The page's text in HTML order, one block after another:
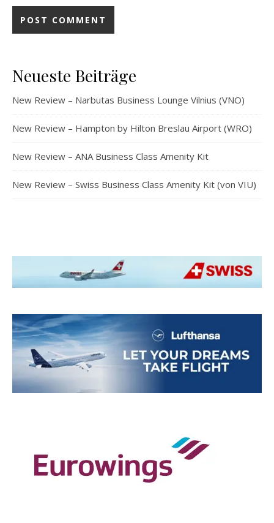
Neueste Beiträge
New Review – Narbutas Business Lounge Vilnius (VNO)
New Review – Hampton by Hilton Breslau Airport (WRO)
New Review – ANA Business Class Amenity Kit
New Review – Swiss Business Class Amenity Kit (von VIU)